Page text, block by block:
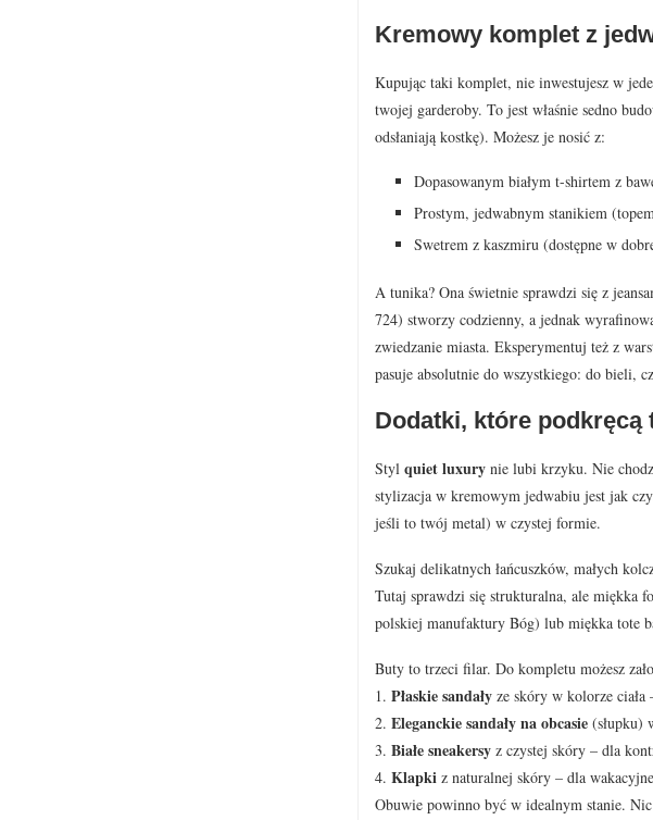
Kremowy komplet z
Kupując taki komplet, nie inwestujesz w
twojej garderoby. To jest właśnie sedno
odsłaniają kostkę). Możesz je nosić z:
Dopasowanym białym t-shirtem z
Prostym, jedwabnym stanikiem
Swetrem z kaszmiru (dostępne w
A tunika? Ona świetnie sprawdzi się z
724) stworzy codzienny, a jednak
zwiedzanie miasta. Eksperymentuj też z
pasuje absolutnie do wszystkiego: do bieli,
Dodatki, które
Styl quiet luxury nie lubi krzyku. Nie
stylizacja w kremowym jedwabiu jest jak
jeśli to twój metal) w czystej formie.
Szukaj delikatnych łańcuszków, małych
Tutaj sprawdzi się strukturalna, ale miękka
polskiej manufaktury Bóg) lub miękka tote
Buty to trzeci filar. Do kompletu możesz
1. Płaskie sandały ze skóry w kolorze ciała
2. Eleganckie sandały na obcasie (słupku)
3. Białe sneakersy z czystej skóry – dla
4. Klapki z naturalnej skóry – dla
Obuwie powinno być w idealnym stanie.